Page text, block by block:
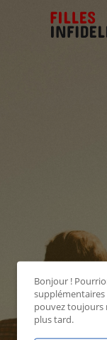
Bonjour !
pouvez
plus tard.